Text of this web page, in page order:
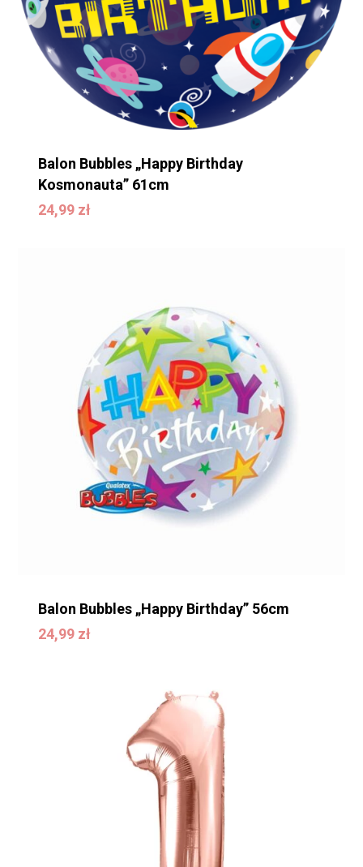
Balon Bubbles „Happy Birthday
Kosmonauta” 61cm
24,99 zł
24,99
Balon Bubbles „Happy Birthday” 56cm
24,99 zł
24,99zł